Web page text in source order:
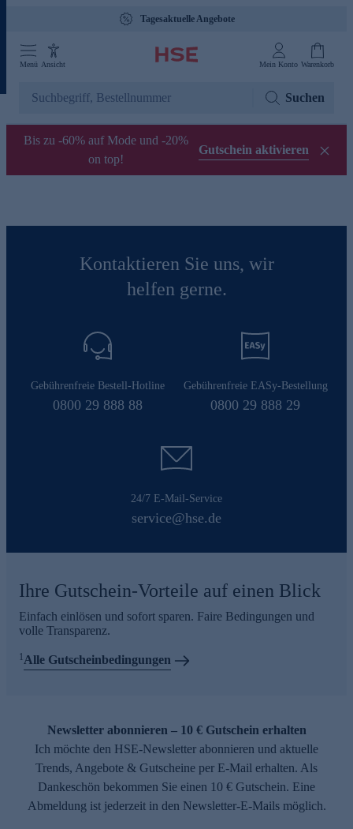
Tagesaktuelle Angebote
Menü Ansicht Mein Konto Warenkorb
Suchen
Bis zu -60% auf Mode und -20%
on top!
Gutschein aktivieren
Kontaktieren Sie uns, wir
helfen gerne.
Gebührenfreie Bestell-Hotline
0800 29 888 88
Gebührenfreie EASy-Bestellung
0800 29 888 29
24/7 E-Mail-Service
service@hse.de
Ihre Gutschein-Vorteile auf einen Blick
Einfach einlösen und sofort sparen. Faire Bedingungen und
volle Transparenz.
1Alle Gutscheinbedingungen
Newsletter abonnieren – 10 € Gutschein erhalten
Ich möchte den HSE-Newsletter abonnieren und aktuelle
Trends, Angebote & Gutscheine per E-Mail erhalten. Als
Dankeschön bekommen Sie einen 10 € Gutschein. Eine
Abmeldung ist jederzeit in den Newsletter-E-Mails möglich.